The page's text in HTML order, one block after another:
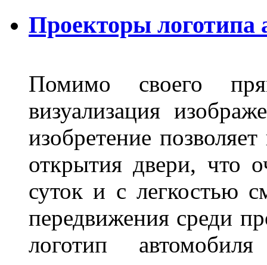
Проекторы логотипа
Помимо своего
визуализация
изобретение
открытия двери, что
суток и с легкостью
передвижения среди
логотип